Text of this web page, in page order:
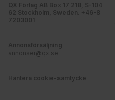
QX Förlag AB Box 17 218, S-104
62 Stockholm, Sweden. +46-8
7203001
Annonsförsäljning
annonser@qx.se
Hantera cookie-samtycke